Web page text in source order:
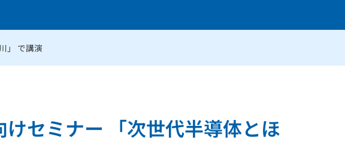
」 で講演
けセミナー 「次世代半導体とほ